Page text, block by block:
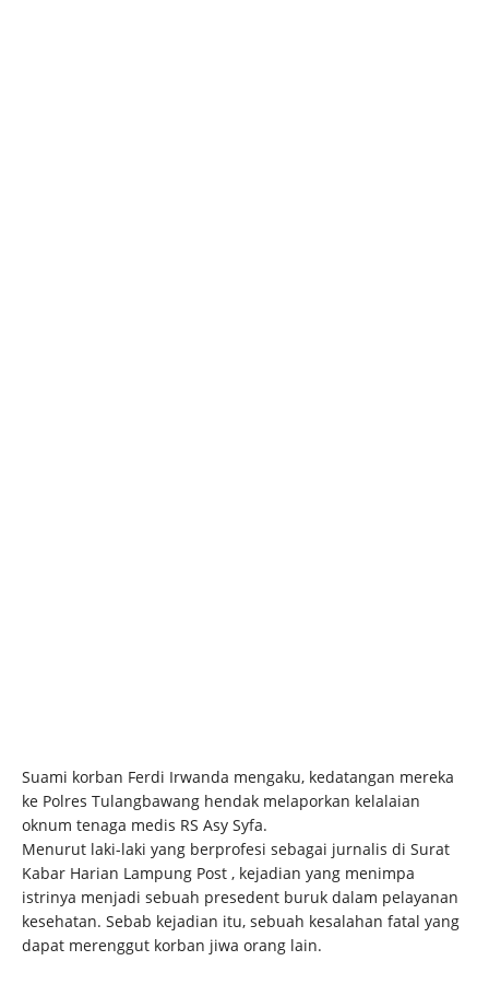
Suami korban Ferdi Irwanda mengaku, kedatangan mereka
ke Polres Tulangbawang hendak melaporkan kelalaian
oknum tenaga medis RS Asy Syfa.
Menurut laki-laki yang berprofesi sebagai jurnalis di Surat
Kabar Harian Lampung Post , kejadian yang menimpa
istrinya menjadi sebuah presedent buruk dalam pelayanan
kesehatan. Sebab kejadian itu, sebuah kesalahan fatal yang
dapat merenggut korban jiwa orang lain.